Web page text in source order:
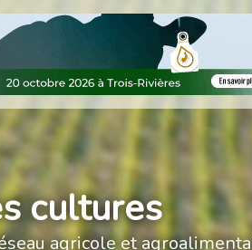
cultures
agricole et